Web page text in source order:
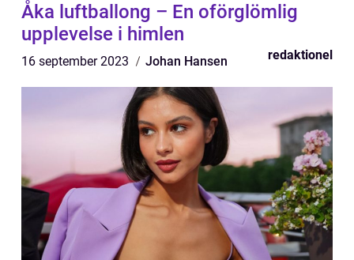
Åka luftballong – En oförglömlig
upplevelse i himlen
16 september 2023 Johan Hansen redaktionel